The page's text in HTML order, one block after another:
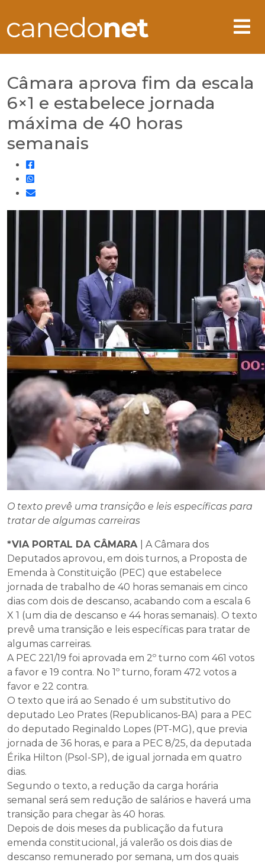
Câmara aprova fim da escala
6×1 e estabelece jornada
máxima de 40 horas
semanais
O texto prevê uma transição e leis específicas para
tratar de algumas carreiras
*VIA PORTAL DA CÂMARA
| A Câmara dos
Deputados aprovou, em dois turnos, a Proposta de
Emenda à Constituição (PEC) que estabelece
jornada de trabalho de 40 horas semanais em cinco
dias com dois de descanso, acabando com a escala 6
X 1 (um dia de descanso e 44 horas semanais). O texto
prevê uma transição e leis específicas para tratar de
algumas carreiras.
A PEC 221/19 foi aprovada em 2º turno com 461 votos
a favor e 19 contra. No 1º turno, foram 472 votos a
favor e 22 contra.
O texto que irá ao Senado é um substitutivo do
deputado Leo Prates (Republicanos-BA) para a PEC
do deputado Reginaldo Lopes (PT-MG), que previa
jornada de 36 horas, e para a PEC 8/25, da deputada
Érika Hilton (Psol-SP), de igual jornada em quatro
dias.
Segundo o texto, a redução da carga horária
semanal será sem redução de salários e haverá uma
transição para chegar às 40 horas.
Depois de dois meses da publicação da futura
emenda constitucional, já valerão os dois dias de
descanso remunerado por semana, um dos quais